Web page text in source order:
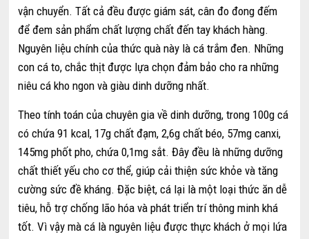
vận chuyển. Tất cả đều được giám sát, cân đo đong đếm
để đem sản phẩm chất lượng chất đến tay khách hàng.
Nguyên liệu chính của thức quà này là cá trắm đen. Những
con cá to, chắc thịt được lựa chọn đảm bảo cho ra những
niêu cá kho ngon và giàu dinh dưỡng nhất.
Theo tính toán của chuyên gia về dinh dưỡng, trong 100g cá
có chứa 91 kcal, 17g chất đạm, 2,6g chất béo, 57mg canxi,
145mg phốt pho, chứa 0,1mg sắt. Đây đều là những dưỡng
chất thiết yếu cho cơ thể, giúp cải thiện sức khỏe và tăng
cường sức đề kháng. Đặc biệt, cá lại là một loại thức ăn dễ
tiêu, hỗ trợ chống lão hóa và phát triển trí thông minh khá
tốt. Vì vậy mà cá là nguyên liệu được thực khách ở mọi lứa